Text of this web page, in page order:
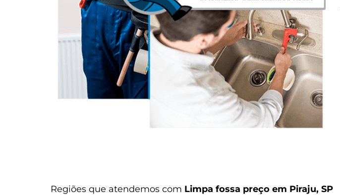
Regiões que atendemos com Limpa fossa preço em Piraju, SP